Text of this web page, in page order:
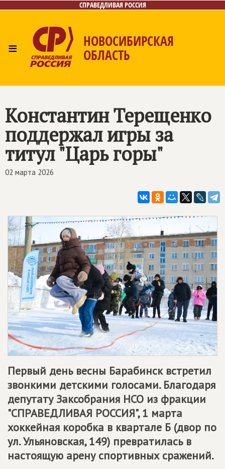
СПРАВЕДЛИВАЯ РОССИЯ
≡ НОВОСИБИРСКАЯ
ОБЛАСТЬ
Контакты
Константин Терещенко
поддержал игры за
титул "Царь горы"
02 марта 2026
Первый день весны Барабинск встретил
звонкими детскими голосами. Благодаря
депутату Заксобрания НСО из фракции
"СПРАВЕДЛИВАЯ РОССИЯ", 1 марта
хоккейная коробка в квартале Б (двор по
ул. Ульяновская, 149) превратилась в
настоящую арену спортивных сражений.